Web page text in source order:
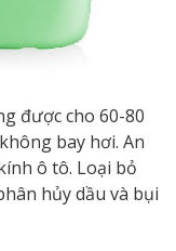
được cho 60-80
bay hơi. An
ô tô. Loại bỏ
hủy dầu và bụi